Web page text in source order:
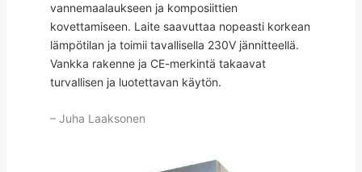
vannemaalaukseen ja komposiittien
kovettamiseen. Laite saavuttaa nopeasti korkean
lämpötilan ja toimii tavallisella 230V jännitteellä.
Vankka rakenne ja CE-merkintä takaavat
turvallisen ja luotettavan käytön.
– Juha Laaksonen